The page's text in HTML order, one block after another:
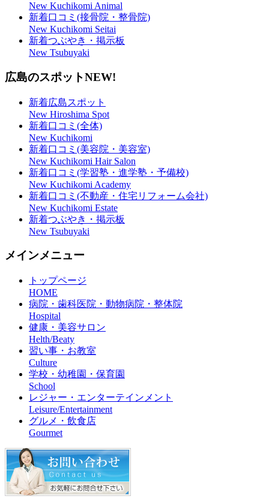
New Kuchikomi Animal
新着口コミ(接骨院・整骨院)
New Kuchikomi Seitai
新着つぶやき・掲示板
New Tsubuyaki
広島のスポットNEW!
新着広島スポット
New Hiroshima Spot
新着口コミ(全体)
New Kuchikomi
新着口コミ(美容院・美容室)
New Kuchikomi Hair Salon
新着口コミ(学習塾・進学塾・予備校)
New Kuchikomi Academy
新着口コミ(不動産・住宅リフォーム会社)
New Kuchikomi Estate
新着つぶやき・掲示板
New Tsubuyaki
メインメニュー
トップページ
HOME
病院・歯科医院・動物病院・整体院
Hospital
健康・美容サロン
Helth/Beaty
習い事・お教室
Culture
学校・幼稚園・保育園
School
レジャー・エンターテインメント
Leisure/Entertainment
グルメ・飲食店
Gourmet